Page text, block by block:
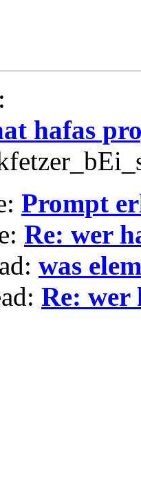
:
hafas
Prompt
Re: wer
was
Re: wer